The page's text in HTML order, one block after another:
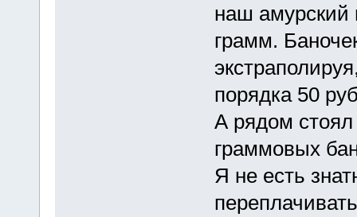
наш амурский
грамм.
порядка 50
А рядом
граммовых
Я не есть